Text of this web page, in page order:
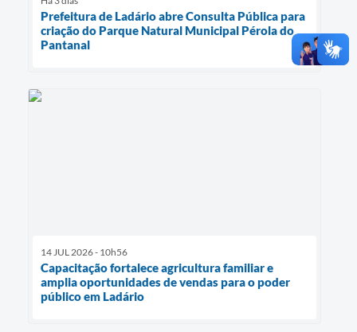
Prefeitura de Ladário abre Consulta Pública para
criação do Parque Natural Municipal Pérola do
Pantanal
14 JUL 2026 - 10h56
Capacitação fortalece agricultura familiar e
amplia oportunidades de vendas para o poder
público em Ladário